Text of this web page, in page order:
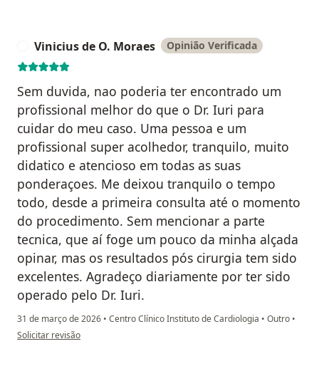
Vinicius de O. Moraes Opinião Verificada
Sem duvida, nao poderia ter encontrado um
profissional melhor do que o Dr. Iuri para
cuidar do meu caso. Uma pessoa e um
profissional super acolhedor, tranquilo, muito
didatico e atencioso em todas as suas
ponderaçoes. Me deixou tranquilo o tempo
todo, desde a primeira consulta até o momento
do procedimento. Sem mencionar a parte
tecnica, que aí foge um pouco da minha alçada
opinar, mas os resultados pós cirurgia tem sido
excelentes. Agradeço diariamente por ter sido
operado pelo Dr. Iuri.
31 de março de 2026 • Centro Clínico Instituto de Cardiologia • Outro •
na opinião do utilizador Vinicius de O. Moraes
Solicitar revisão